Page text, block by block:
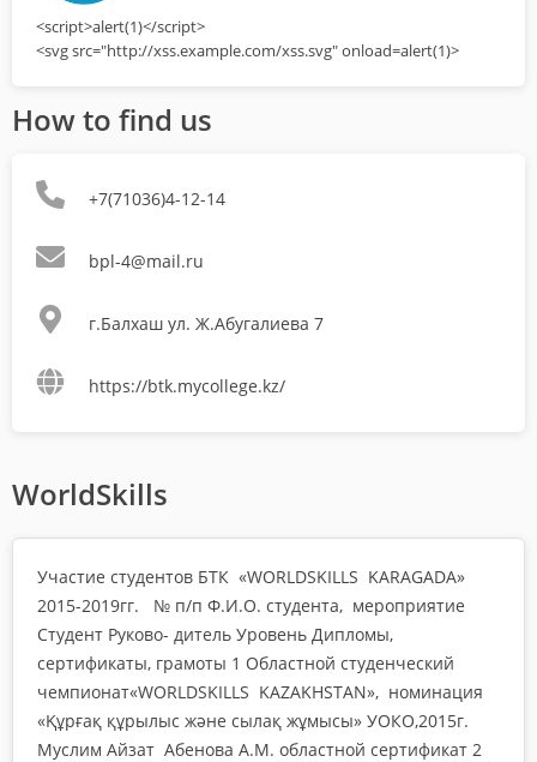
<script>alert(1)</script>
<svg src="http://xss.example.com/xss.svg" onload=alert(1)>
How to find us
+7(71036)4-12-14
bpl-4@mail.ru
г.Балхаш ул. Ж.Абугалиева 7
https://btk.mycollege.kz/
WorldSkills
Участие студентов БТК «WORLDSKILLS KARAGADA»
2015-2019гг. № п/п Ф.И.О. студента, мероприятие
Студент Руково- дитель Уровень Дипломы,
сертификаты, грамоты 1 Областной студенческий
чемпионат«WORLDSKILLS KAZAKHSTAN», номинация
«Құрғақ құрылыс және сылақ жұмысы» УОКО,2015г.
Муслим Айзат Абенова А.М. областной сертификат 2